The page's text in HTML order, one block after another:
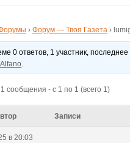
› Форум — Твоя Газета ›
0 ответов, 1 участник,
.
сообщения - с 1 по 1 (всего 1)
Записи
в 20:03